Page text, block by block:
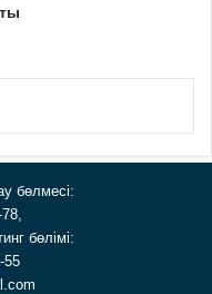
бөлмесі:
бөлімі:
55